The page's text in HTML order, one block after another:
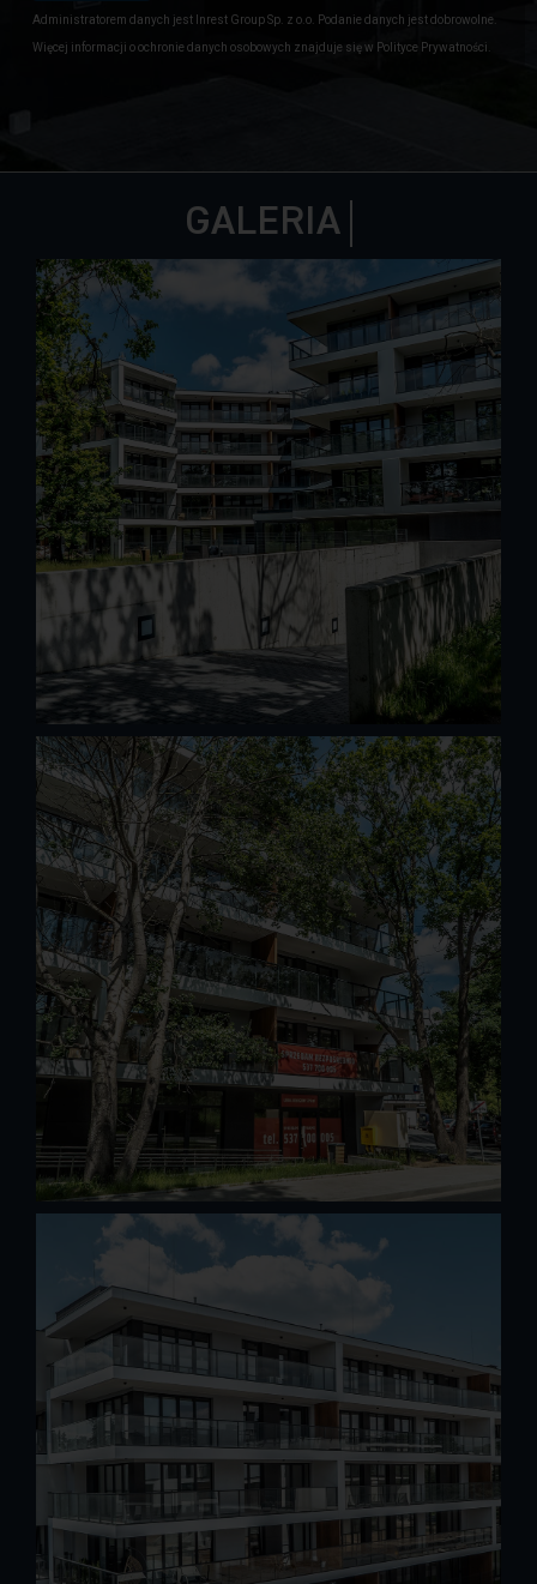
Administratorem danych jest Inrest Group Sp. z o.o. Podanie danych jest dobrowolne.
Więcej informacji o ochronie danych osobowych znajduje się w Polityce Prywatności.